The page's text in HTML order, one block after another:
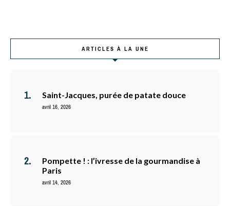
ARTICLES À LA UNE
Saint-Jacques, purée de patate douce
avril 16, 2026
Pompette ! : l’ivresse de la gourmandise à
Paris
avril 14, 2026